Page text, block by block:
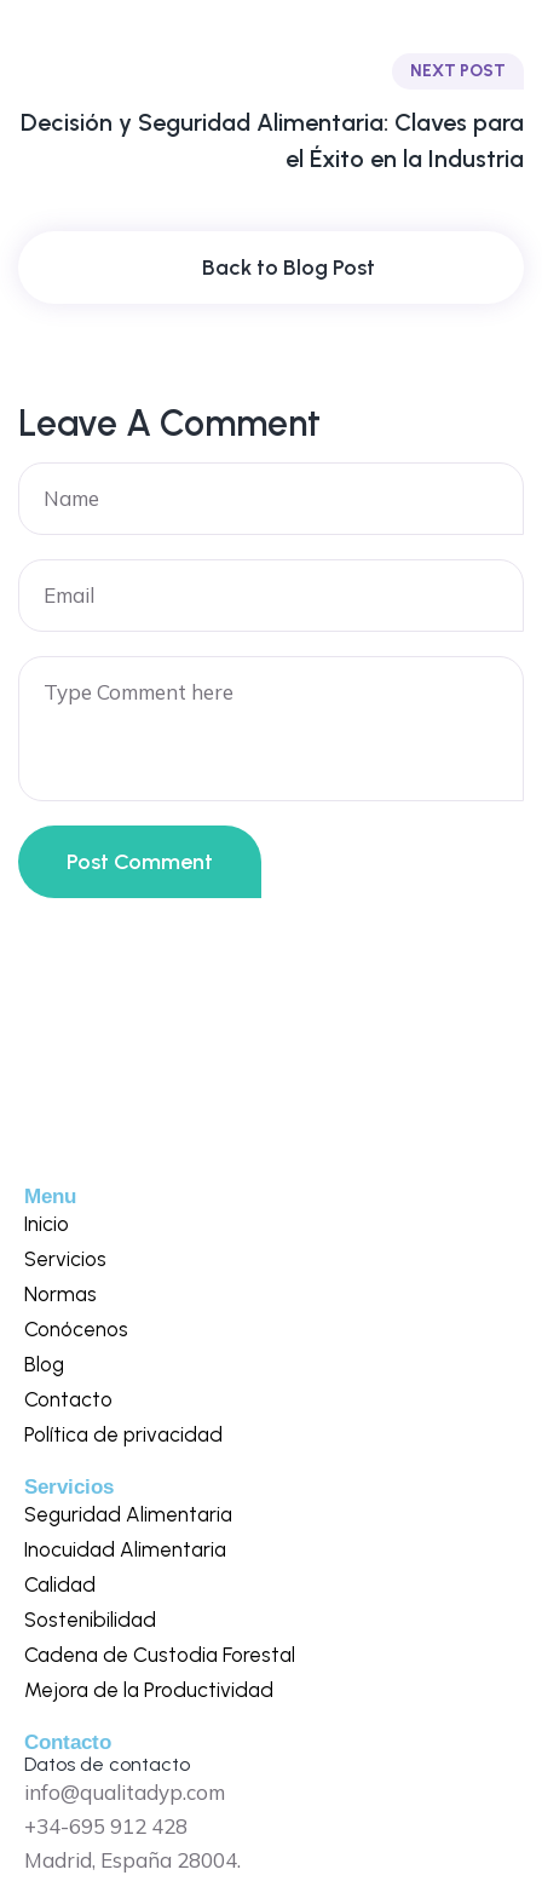
NEXT POST
Decisión y Seguridad Alimentaria: Claves para
el Éxito en la Industria
Back to Blog Post
Leave A Comment
Post Comment
Menu
Inicio
Servicios
Normas
Conócenos
Blog
Contacto
Política de privacidad
Servicios
Seguridad Alimentaria
Inocuidad Alimentaria
Calidad
Sostenibilidad
Cadena de Custodia Forestal
Mejora de la Productividad
Contacto
Datos de contacto
info@qualitadyp.com
+34-695 912 428
Madrid, España 28004.